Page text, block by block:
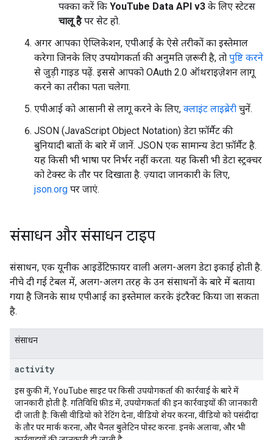
पक्का करें कि YouTube Data API v3 के लिए स्टेटस
चालू हैपर सेट हो.
अगर आपका ऐप्लिकेशन, एपीआई के ऐसे तरीकों का इस्तेमाल
करेगा जिनके लिए उपयोगकर्ता की अनुमति ज़रूरी है, तो पुष्टि करने
से जुड़ी गाइड पढ़ें. इससे आपको OAuth 2.0 ऑथराइज़ेशन लागू
करने का तरीका पता चलेगा.
एपीआई को आसानी से लागू करने के लिए, क्लाइंट लाइब्रेरी चुनें.
JSON (JavaScript Object Notation) डेटा फ़ॉर्मैट की
बुनियादी बातों के बारे में जानें. JSON एक सामान्य डेटा फ़ॉर्मैट है.
यह किसी भी भाषा पर निर्भर नहीं करता. यह किसी भी डेटा स्ट्रक्चर
को टेक्स्ट के तौर पर दिखाता है. ज़्यादा जानकारी के लिए,
json.org पर जाएं.
संसाधन और संसाधन टाइप
संसाधन, एक यूनीक आइडेंटिफ़ायर वाली अलग-अलग डेटा इकाई होती है.
नीचे दी गई टेबल में, अलग-अलग तरह के उन संसाधनों के बारे में बताया
गया है जिनके साथ एपीआई का इस्तेमाल करके इंटरैक्ट किया जा सकता
है.
संसाधन
activity
इस कुकी में, YouTube साइट पर किसी उपयोगकर्ता की कार्रवाई के बारे में
जानकारी होती है. गतिविधि फ़ीड में, उपयोगकर्ता की इन कार्रवाइयों की जानकारी
दी जाती है: किसी वीडियो को रेटिंग देना, वीडियो शेयर करना, वीडियो को पसंदीदा
के तौर पर मार्क करना, और चैनल बुलेटिन पोस्ट करना. इनके अलावा, और भी